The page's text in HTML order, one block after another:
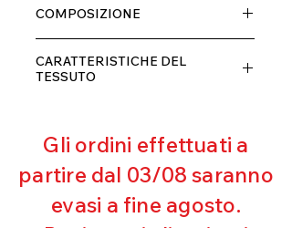
doppio strato con fodera.
entro 10 giorni dal ricevimento,
rimborseremo il cliente, escluse le
spese di spedizione, non appena
riceveremo la merce resa ed
COMPOSIZIONE
20% ELASTANE
CARATTERISTICHE DEL
TESSUTO
Resistente al pilling
Eccellente protezione dai raggi
UV
Ottima copertura
Ultra cloro resistente
Gli ordini effettuati a
partire dal 03/08 saranno
evasi a fine agosto.